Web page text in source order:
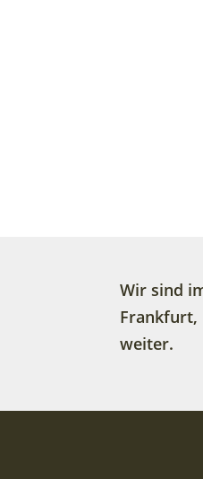
Wir sind
Frankfurt,
weiter.